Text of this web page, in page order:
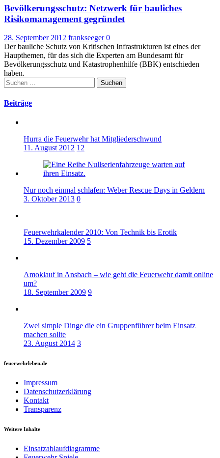
Bevölkerungsschutz: Netzwerk für bauliches
Risikomanagement gegründet
28. September 2012 frankseeger 0
Der bauliche Schutz von Kritischen Infrastrukturen ist eines der
Haupthemen, für das sich die Experten am Bundesamt für
Bevölkerungsschutz und Katastrophenhilfe (BBK) entschieden
haben.
Suchen
nach:
Beiträge
Hurra die Feuerwehr hat Mitgliederschwund
11. August 2012 12
Nur noch einmal schlafen: Weber Rescue Days in Geldern
3. Oktober 2013 0
Feuerwehrkalender 2010: Von Technik bis Erotik
15. Dezember 2009 5
Amoklauf in Ansbach – wie geht die Feuerwehr damit online
um?
18. September 2009 9
Zwei simple Dinge die ein Gruppenführer beim Einsatz
machen sollte
23. August 2014 3
feuerwehrleben.de
Impressum
Datenschutzerklärung
Kontakt
Transparenz
Weitere Inhalte
Einsatzablaufdiagramme